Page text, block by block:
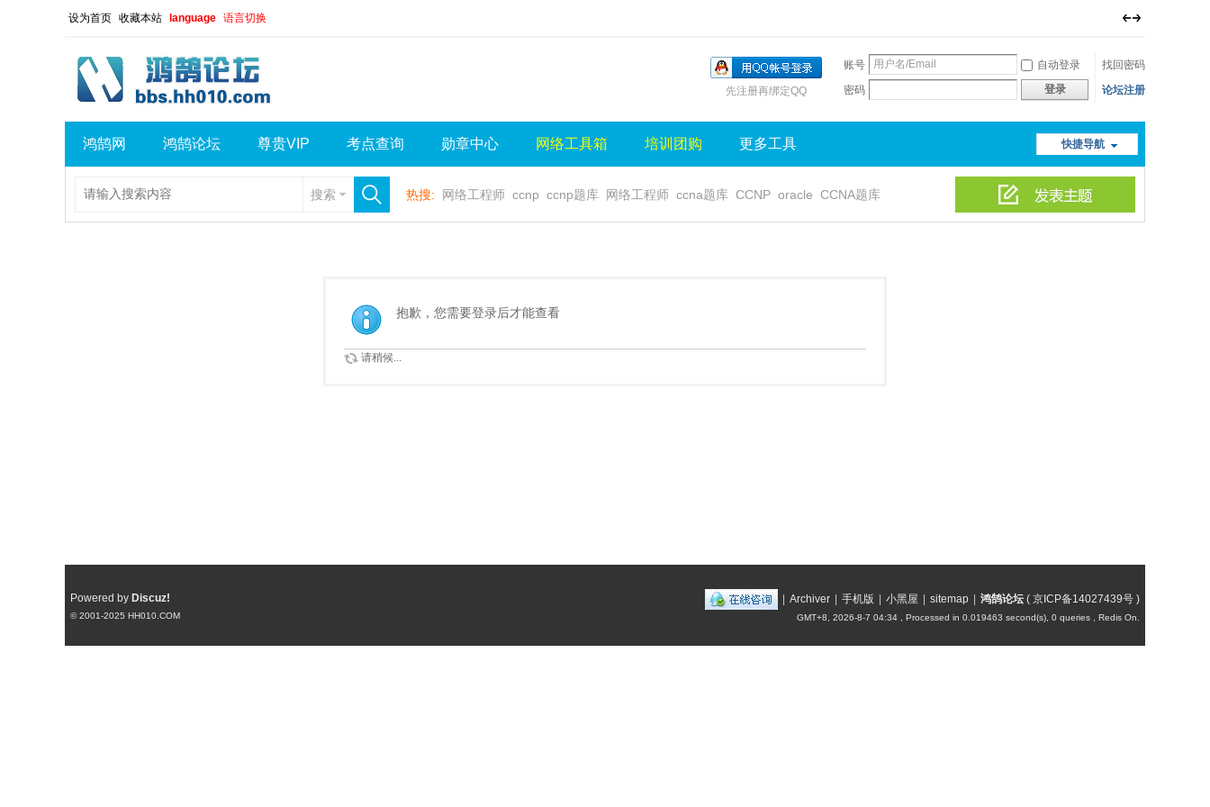
设为首页 收藏本站 language 语言切换
账号 自动登录
找回密码
密码
登录 论坛注册
先注册再绑定QQ
快捷导航
鸿鹄网 鸿鹄论坛 尊贵VIP 考点查询 勋章中心 网络工具箱 培训团购 更多工具
搜索 热搜: 网络工程师 ccnp ccnp题库 网络工程师 ccna题库 CCNP oracle CCNA题库
抱歉，您需要登录后才能查看
请稍候...
| Archiver | 手机版 | 小黑屋 | sitemap | 鸿鹄论坛 ( 京ICP备14027439号 )
GMT+8, 2026-8-7 04:34 , Processed in 0.019463 second(s), 0 queries , Redis On.
Powered by Discuz!
© 2001-2025 HH010.COM